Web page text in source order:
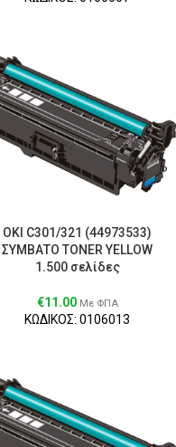
OKI C301/321 (44973533)
ΣΥΜΒΑΤΟ TONER YELLOW
1.500 σελίδες
€11.00 Με ΦΠΑ
ΚΩΔΙΚΟΣ: 0106013